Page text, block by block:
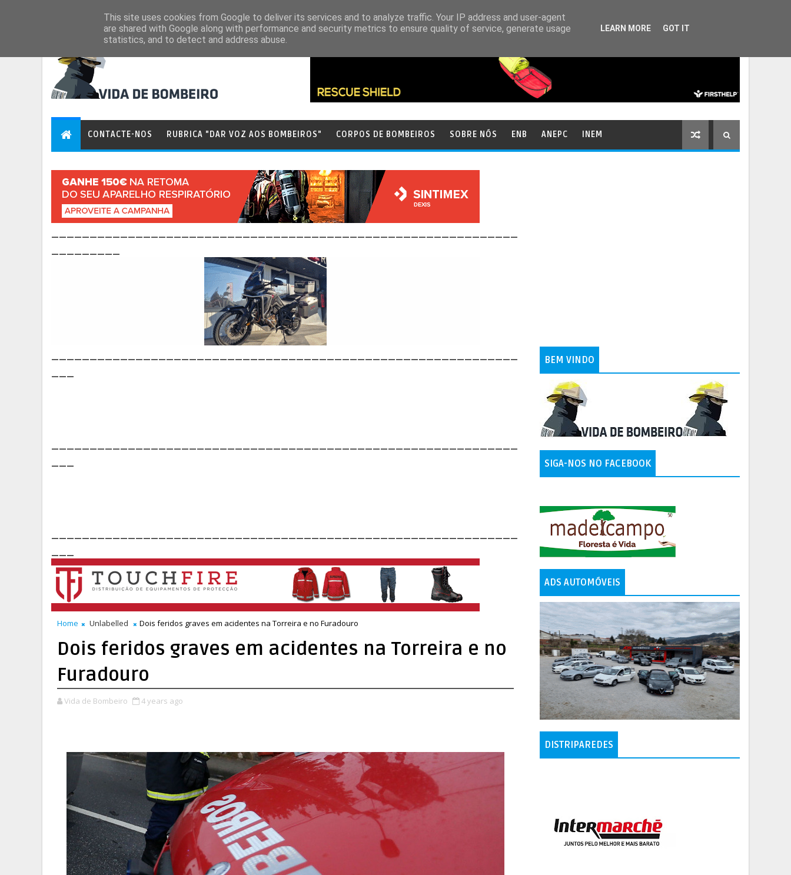
CONTACTE-NOS RUBRICA "DAR VOZ AOS BOMBEIROS" CORPOS DE BOMBEIROS SOBRE NÓS ENB ANEPC INEM
Home Unlabelled Dois feridos graves em acidentes na Torreira e no Furadouro
Dois feridos graves em acidentes na Torreira e no
Furadouro
Vida de Bombeiro 4 years ago
BEM VINDO
SIGA-NOS NO FACEBOOK
ADS AUTOMÓVEIS
DISTRIPAREDES
This site uses cookies from Google to deliver its services and to analyze traffic. Your IP address and user-agent
are shared with Google along with performance and security metrics to ensure quality of service, generate usage
statistics, and to detect and address abuse.
LEARN MORE GOT IT